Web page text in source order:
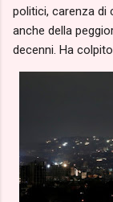
politici, carenza di
anche della
decenni. Ha